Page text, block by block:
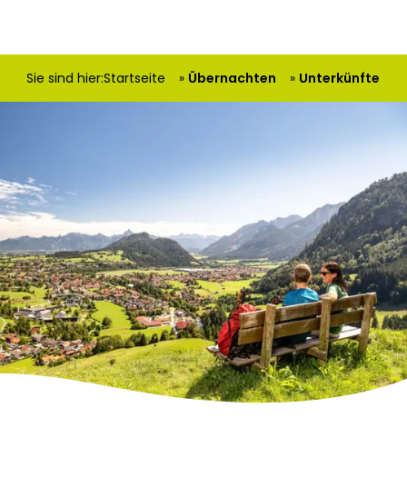
Sie sind hier:Startseite Übernachten Unterkünfte